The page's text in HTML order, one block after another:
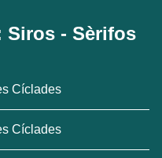
Siros - Sèrifos
Cíclades
Cíclades